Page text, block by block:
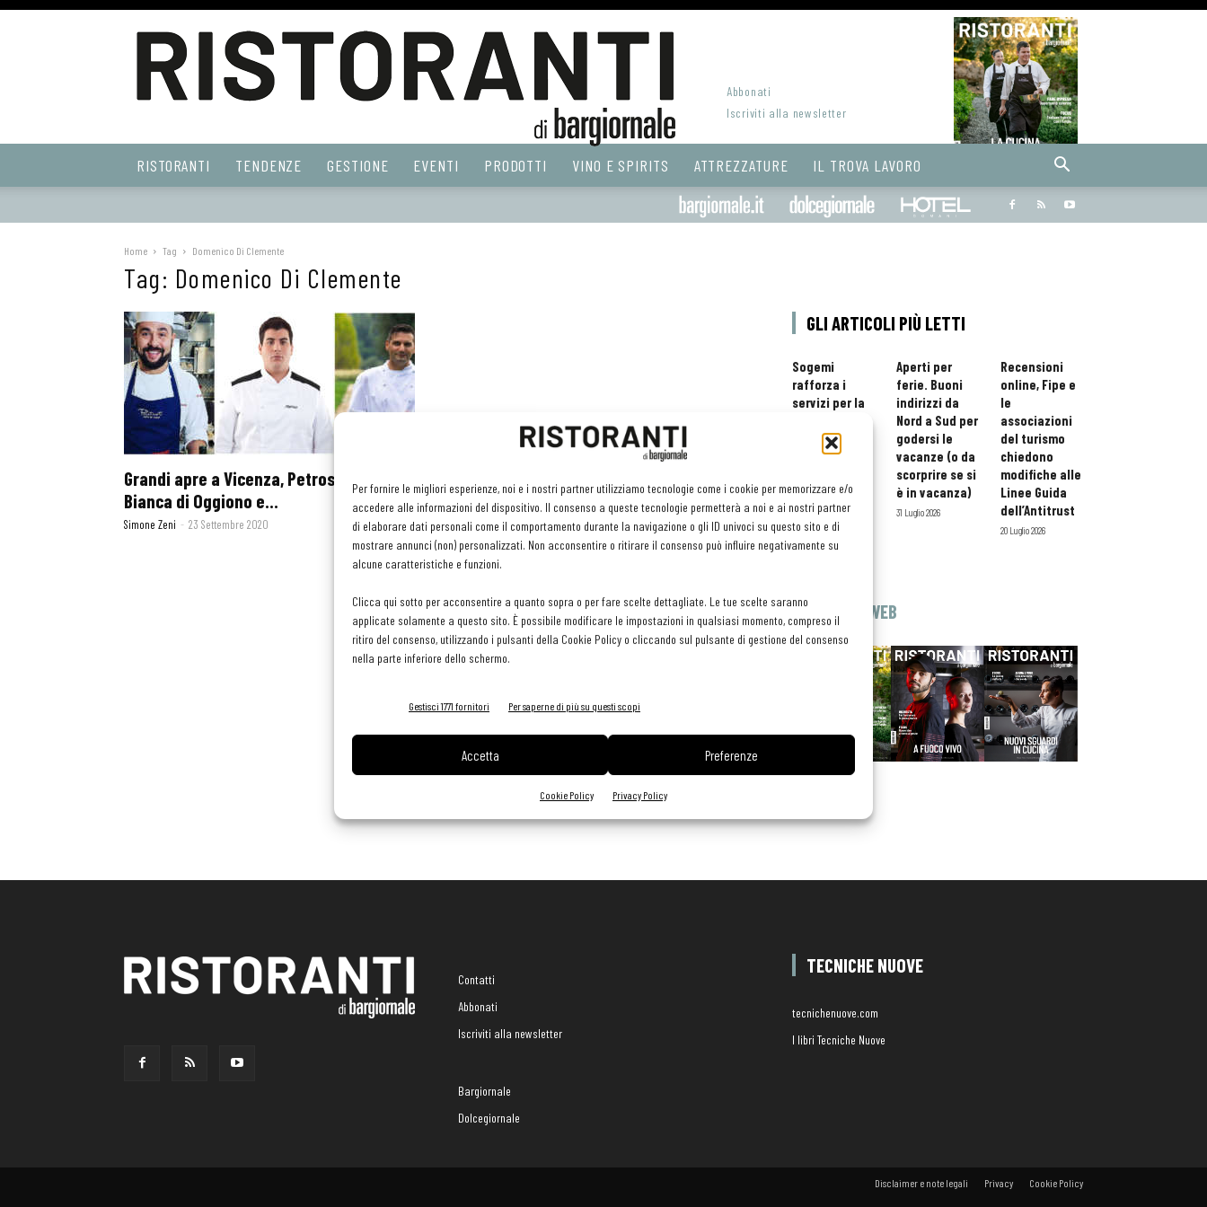
Per fornire le migliori esperienze, noi e i nostri partner utilizziamo tecnologie come i cookie per memorizzare e/o
accedere alle informazioni del dispositivo. Il consenso a queste tecnologie permetterà a noi e ai nostri partner
di elaborare dati personali come il comportamento durante la navigazione o gli ID univoci su questo sito e di
mostrare annunci (non) personalizzati. Non acconsentire o ritirare il consenso può influire negativamente su
alcune caratteristiche e funzioni.
Clicca qui sotto per acconsentire a quanto sopra o per fare scelte dettagliate. Le tue scelte saranno
applicate solamente a questo sito. È possibile modificare le impostazioni in qualsiasi momento, compreso il
ritiro del consenso, utilizzando i pulsanti della Cookie Policy o cliccando sul pulsante di gestione del consenso
nella parte inferiore dello schermo.
Gestisci 1771 fornitori Per saperne di più su questi scopi
Accetta Preferenze
Cookie Policy Privacy Policy
Web
Abbonati
Iscriviti alla newsletter
RISTORANTI TENDENZE GESTIONE EVENTI PRODOTTI VINO E SPIRITS ATTREZZATURE IL TROVA LAVORO
Bargiornale dolcegiornale
Home Tag Domenico Di Clemente
Tag: Domenico Di Clemente
Grandi apre a Vicenza, Petrosino va al
Bianca di Oggiono e...
Simone Zeni - 23 Settembre 2020
GLI ARTICOLI PIÙ LETTI
Sogemi
rafforza i
servizi per la
orario esteso
e tessera
professionisti
HoReCa
29 Luglio 2026
Aperti per
ferie. Buoni
indirizzi da
Nord a Sud per
godersi le
vacanze (o da
scorprire se si
è in vacanza)
31 Luglio 2026
Recensioni
online, Fipe e
le
associazioni
del turismo
chiedono
modifiche alle
Linee Guida
dell’Antitrust
20 Luglio 2026
EDICOLA WEB
Contatti
Abbonati
Iscriviti alla newsletter
Bargiornale
Dolcegiornale
TECNICHE NUOVE
tecnichenuove.com
I libri Tecniche Nuove
Disclaimer e note legali Privacy Cookie Policy